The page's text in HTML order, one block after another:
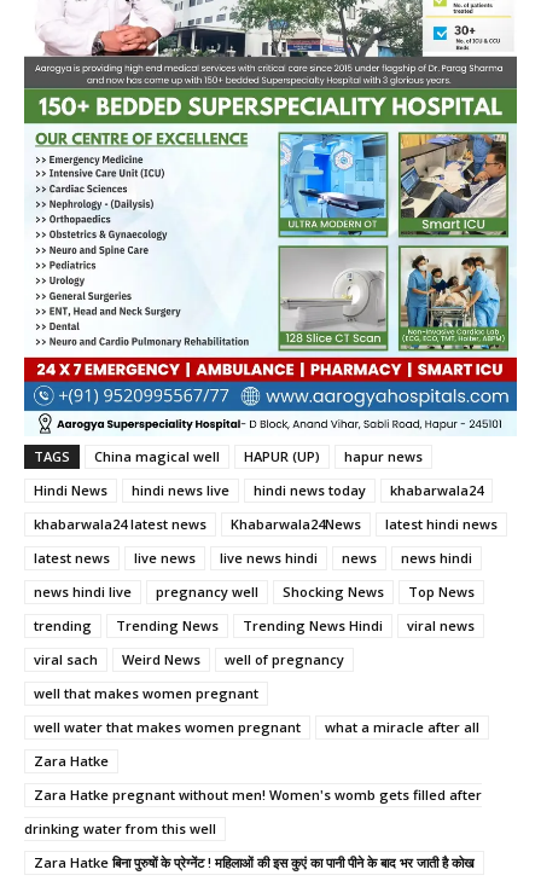
TAGS China magical well HAPUR (UP)
hapur news
Hindi News
hindi news live hindi news today
khabarwala24
khabarwala24 latest news
Khabarwala24News
latest hindi news
latest news
live news live news hindi news
news hindi
news hindi live
pregnancy well Shocking News
Top News
trending
Trending News Trending News Hindi
viral news
viral sach
Weird News
well of pregnancy
well that makes women pregnant
well water that makes women pregnant
what a miracle after all
Zara Hatke
Zara Hatke pregnant without men! Women's womb gets filled after
drinking water from this well
Zara Hatke बिना पुरुषों के प्रेग्नेंट ! महिलाओं की इस कुएं का पानी पीने के बाद भर जाती है कोख